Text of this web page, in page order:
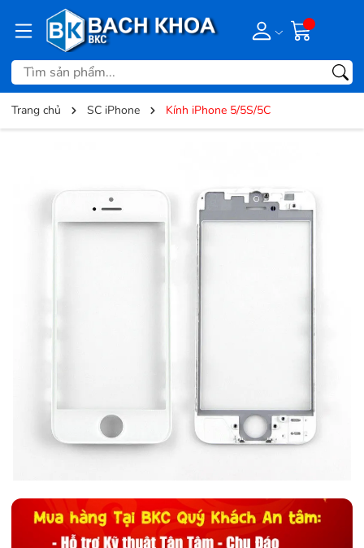
Trang chủ SC iPhone Kính iPhone 5/5S/5C